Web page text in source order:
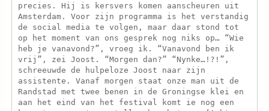
precies. Hij is kersvers komen aanscheuren uit
Amsterdam. Voor zijn programma is het verstandig
de social media te volgen, maar daar stond tot
op het moment van ons gesprek nog niks op… “Wie
heb je vanavond?”, vroeg ik. “Vanavond ben ik
vrij”, zei Joost. “Morgen dan?” “Nynke…!?!”,
schreeuwde de hulpeloze Joost naar zijn
assistente. Vanaf morgen staat onze man uit de
Randstad met twee benen in de Groningse klei en
aan het eind van het festival komt ie nog een